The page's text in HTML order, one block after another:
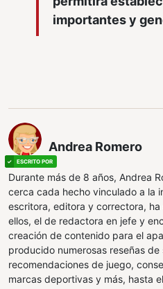
importantes y
Andrea Romero
Durante más de 8 años, Andrea
cerca cada hecho vinculado a la
escritora, editora y correctora,
ellos, el de redactora en jefe y
creación de contenido para el
producido numerosas reseñas
recomendaciones de juego,
marcas deportivas y más, hasta